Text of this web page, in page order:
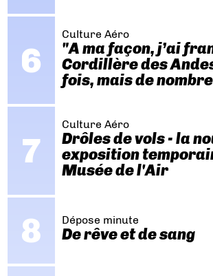
Culture Aéro
"A ma façon, j’ai
Cordillère des
fois, mais de
Culture Aéro
Drôles de vols - la
exposition
Musée de l'Air
Dépose minute
De rêve et de sang